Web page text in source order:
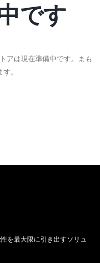
です
アは現在準備中です。まも
。
を最大限に引き出すソリュ